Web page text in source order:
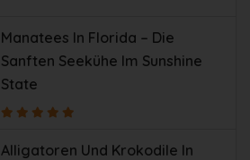
Manatees In Florida – Die
Sanften Seekühe Im Sunshine
State
Alligatoren Und Krokodile In